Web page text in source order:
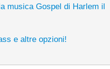
musica Gospel di Harlem il
e altre opzioni!